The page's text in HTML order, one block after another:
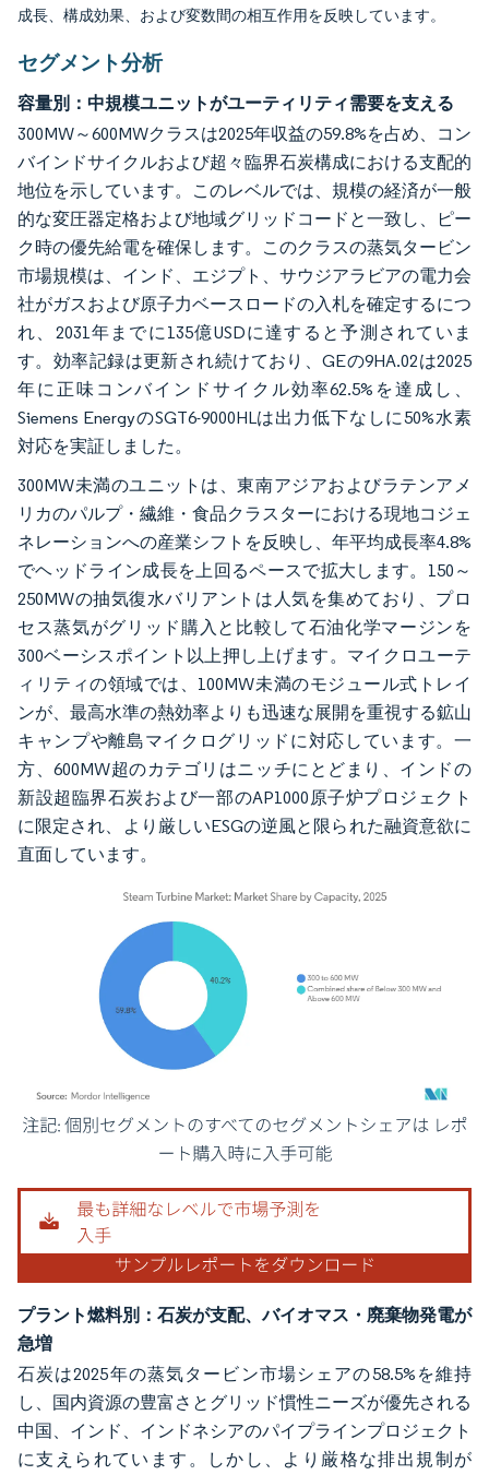
成長、構成効果、および変数間の相互作用を反映しています。
セグメント分析
容量別：中規模ユニットがユーティリティ需要を支える
300MW～600MWクラスは2025年収益の59.8%を占め、コン
バインドサイクルおよび超々臨界石炭構成における支配的
地位を示しています。このレベルでは、規模の経済が一般
的な変圧器定格および地域グリッドコードと一致し、ピー
ク時の優先給電を確保します。このクラスの蒸気タービン
市場規模は、インド、エジプト、サウジアラビアの電力会
社がガスおよび原子力ベースロードの入札を確定するにつ
れ、2031年までに135億USDに達すると予測されていま
す。効率記録は更新され続けており、GEの9HA.02は2025
年に正味コンバインドサイクル効率62.5%を達成し、
Siemens EnergyのSGT6-9000HLは出力低下なしに50%水素
対応を実証しました。
300MW未満のユニットは、東南アジアおよびラテンアメ
リカのパルプ・繊維・食品クラスターにおける現地コジェ
ネレーションへの産業シフトを反映し、年平均成長率4.8%
でヘッドライン成長を上回るペースで拡大します。150～
250MWの抽気復水バリアントは人気を集めており、プロ
セス蒸気がグリッド購入と比較して石油化学マージンを
300ベーシスポイント以上押し上げます。マイクロユーテ
ィリティの領域では、100MW未満のモジュール式トレイ
ンが、最高水準の熱効率よりも迅速な展開を重視する鉱山
キャンプや離島マイクログリッドに対応しています。一
方、600MW超のカテゴリはニッチにとどまり、インドの
新設超臨界石炭および一部のAP1000原子炉プロジェクト
に限定され、より厳しいESGの逆風と限られた融資意欲に
直面しています。
画像 © Mordor Intelligence。再利用にはCC BY 4.0の表示が必要です。
プラント燃料別：石炭が支配、バイオマス・廃棄物発電が
急増
石炭は2025年の蒸気タービン市場シェアの58.5%を維持
し、国内資源の豊富さとグリッド慣性ニーズが優先される
中国、インド、インドネシアのパイプラインプロジェクト
に支えられています。しかし、より厳格な排出規制が